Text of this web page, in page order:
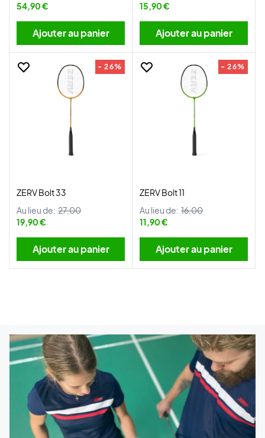
54,90 €
Ajouter au panier
15,90 €
Ajouter au panier
- 26%
ZERV Bolt 33
Au lieu de: 27,00
19,90 €
Ajouter au panier
- 26%
ZERV Bolt 11
Au lieu de: 16,00
11,90 €
Ajouter au panier